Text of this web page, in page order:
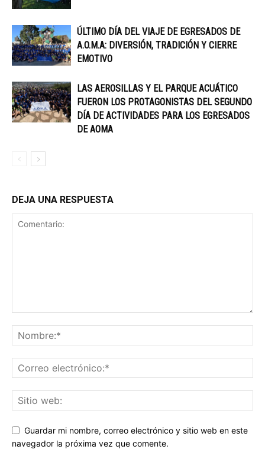
ÚLTIMO DÍA DEL VIAJE DE EGRESADOS DE
A.O.M.A: DIVERSIÓN, TRADICIÓN Y CIERRE
EMOTIVO
LAS AEROSILLAS Y EL PARQUE ACUÁTICO
FUERON LOS PROTAGONISTAS DEL SEGUNDO
DÍA DE ACTIVIDADES PARA LOS EGRESADOS
DE AOMA
DEJA UNA RESPUESTA
Guardar mi nombre, correo electrónico y sitio web en este
navegador la próxima vez que comente.